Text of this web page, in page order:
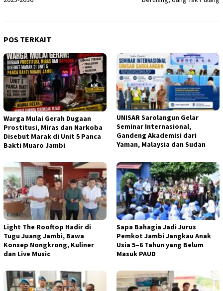
POS TERKAIT
Warga Mulai Gerah Dugaan
Prostitusi, Miras dan Narkoba
Disebut Marak di Unit 5 Panca
Bakti Muaro Jambi
UNISAR Sarolangun Gelar
Seminar Internasional,
Gandeng Akademisi dari
Yaman, Malaysia dan Sudan
Light The Rooftop Hadir di
Tugu Juang Jambi, Bawa
Konsep Nongkrong, Kuliner
dan Live Music
Sapa Bahagia Jadi Jurus
Pemkot Jambi Jangkau Anak
Usia 5–6 Tahun yang Belum
Masuk PAUD